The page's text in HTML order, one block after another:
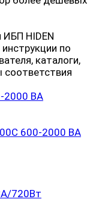
HIDEN
по
каталоги,
2000 ВА
600-2000 ВА
720Вт